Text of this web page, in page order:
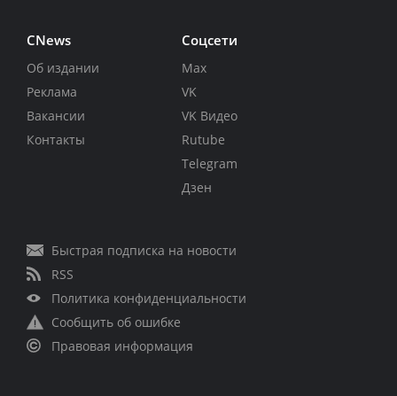
CNews
Об издании
Реклама
Вакансии
Контакты
Соцсети
Max
VK
VK Видео
Rutube
Telegram
Дзен
Быстрая подписка на новости
RSS
Политика конфиденциальности
Сообщить об ошибке
Правовая информация